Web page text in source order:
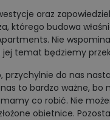
oraz
którego budowa
Nie
jej temat będziemy
przychylnie do nas
to bardzo ważne,
co robić. Nie
obietnice.